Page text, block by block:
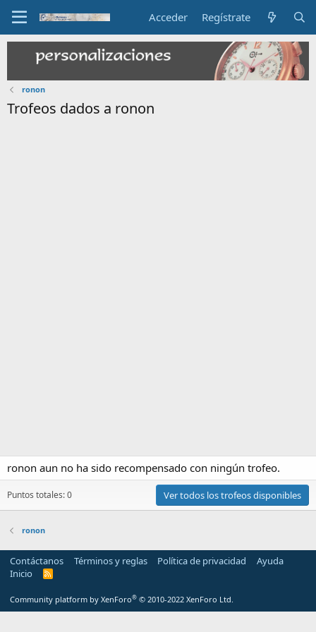
Acceder Regístrate
ronon
Trofeos dados a ronon
ronon aun no ha sido recompensado con ningún trofeo.
Puntos totales: 0 Ver todos los trofeos disponibles
ronon
Contáctanos Términos y reglas Política de privacidad
Ayuda
Inicio
R
S
Community platform by XenForo® © 2010-2022 XenForo Ltd.